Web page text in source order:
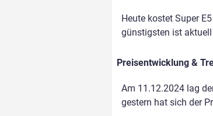
Heute kostet Super
günstigsten ist
Preisentwicklung &
Am 11.12.2024 lag
gestern hat sich der